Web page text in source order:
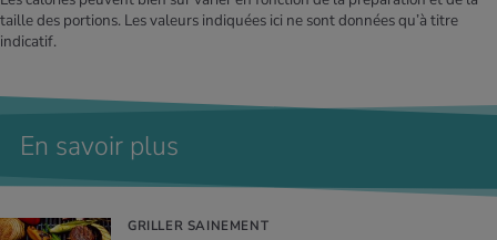
taille des portions. Les valeurs indiquées ici ne sont données qu’à titre
indicatif.
En savoir plus
GRILLER SAINEMENT